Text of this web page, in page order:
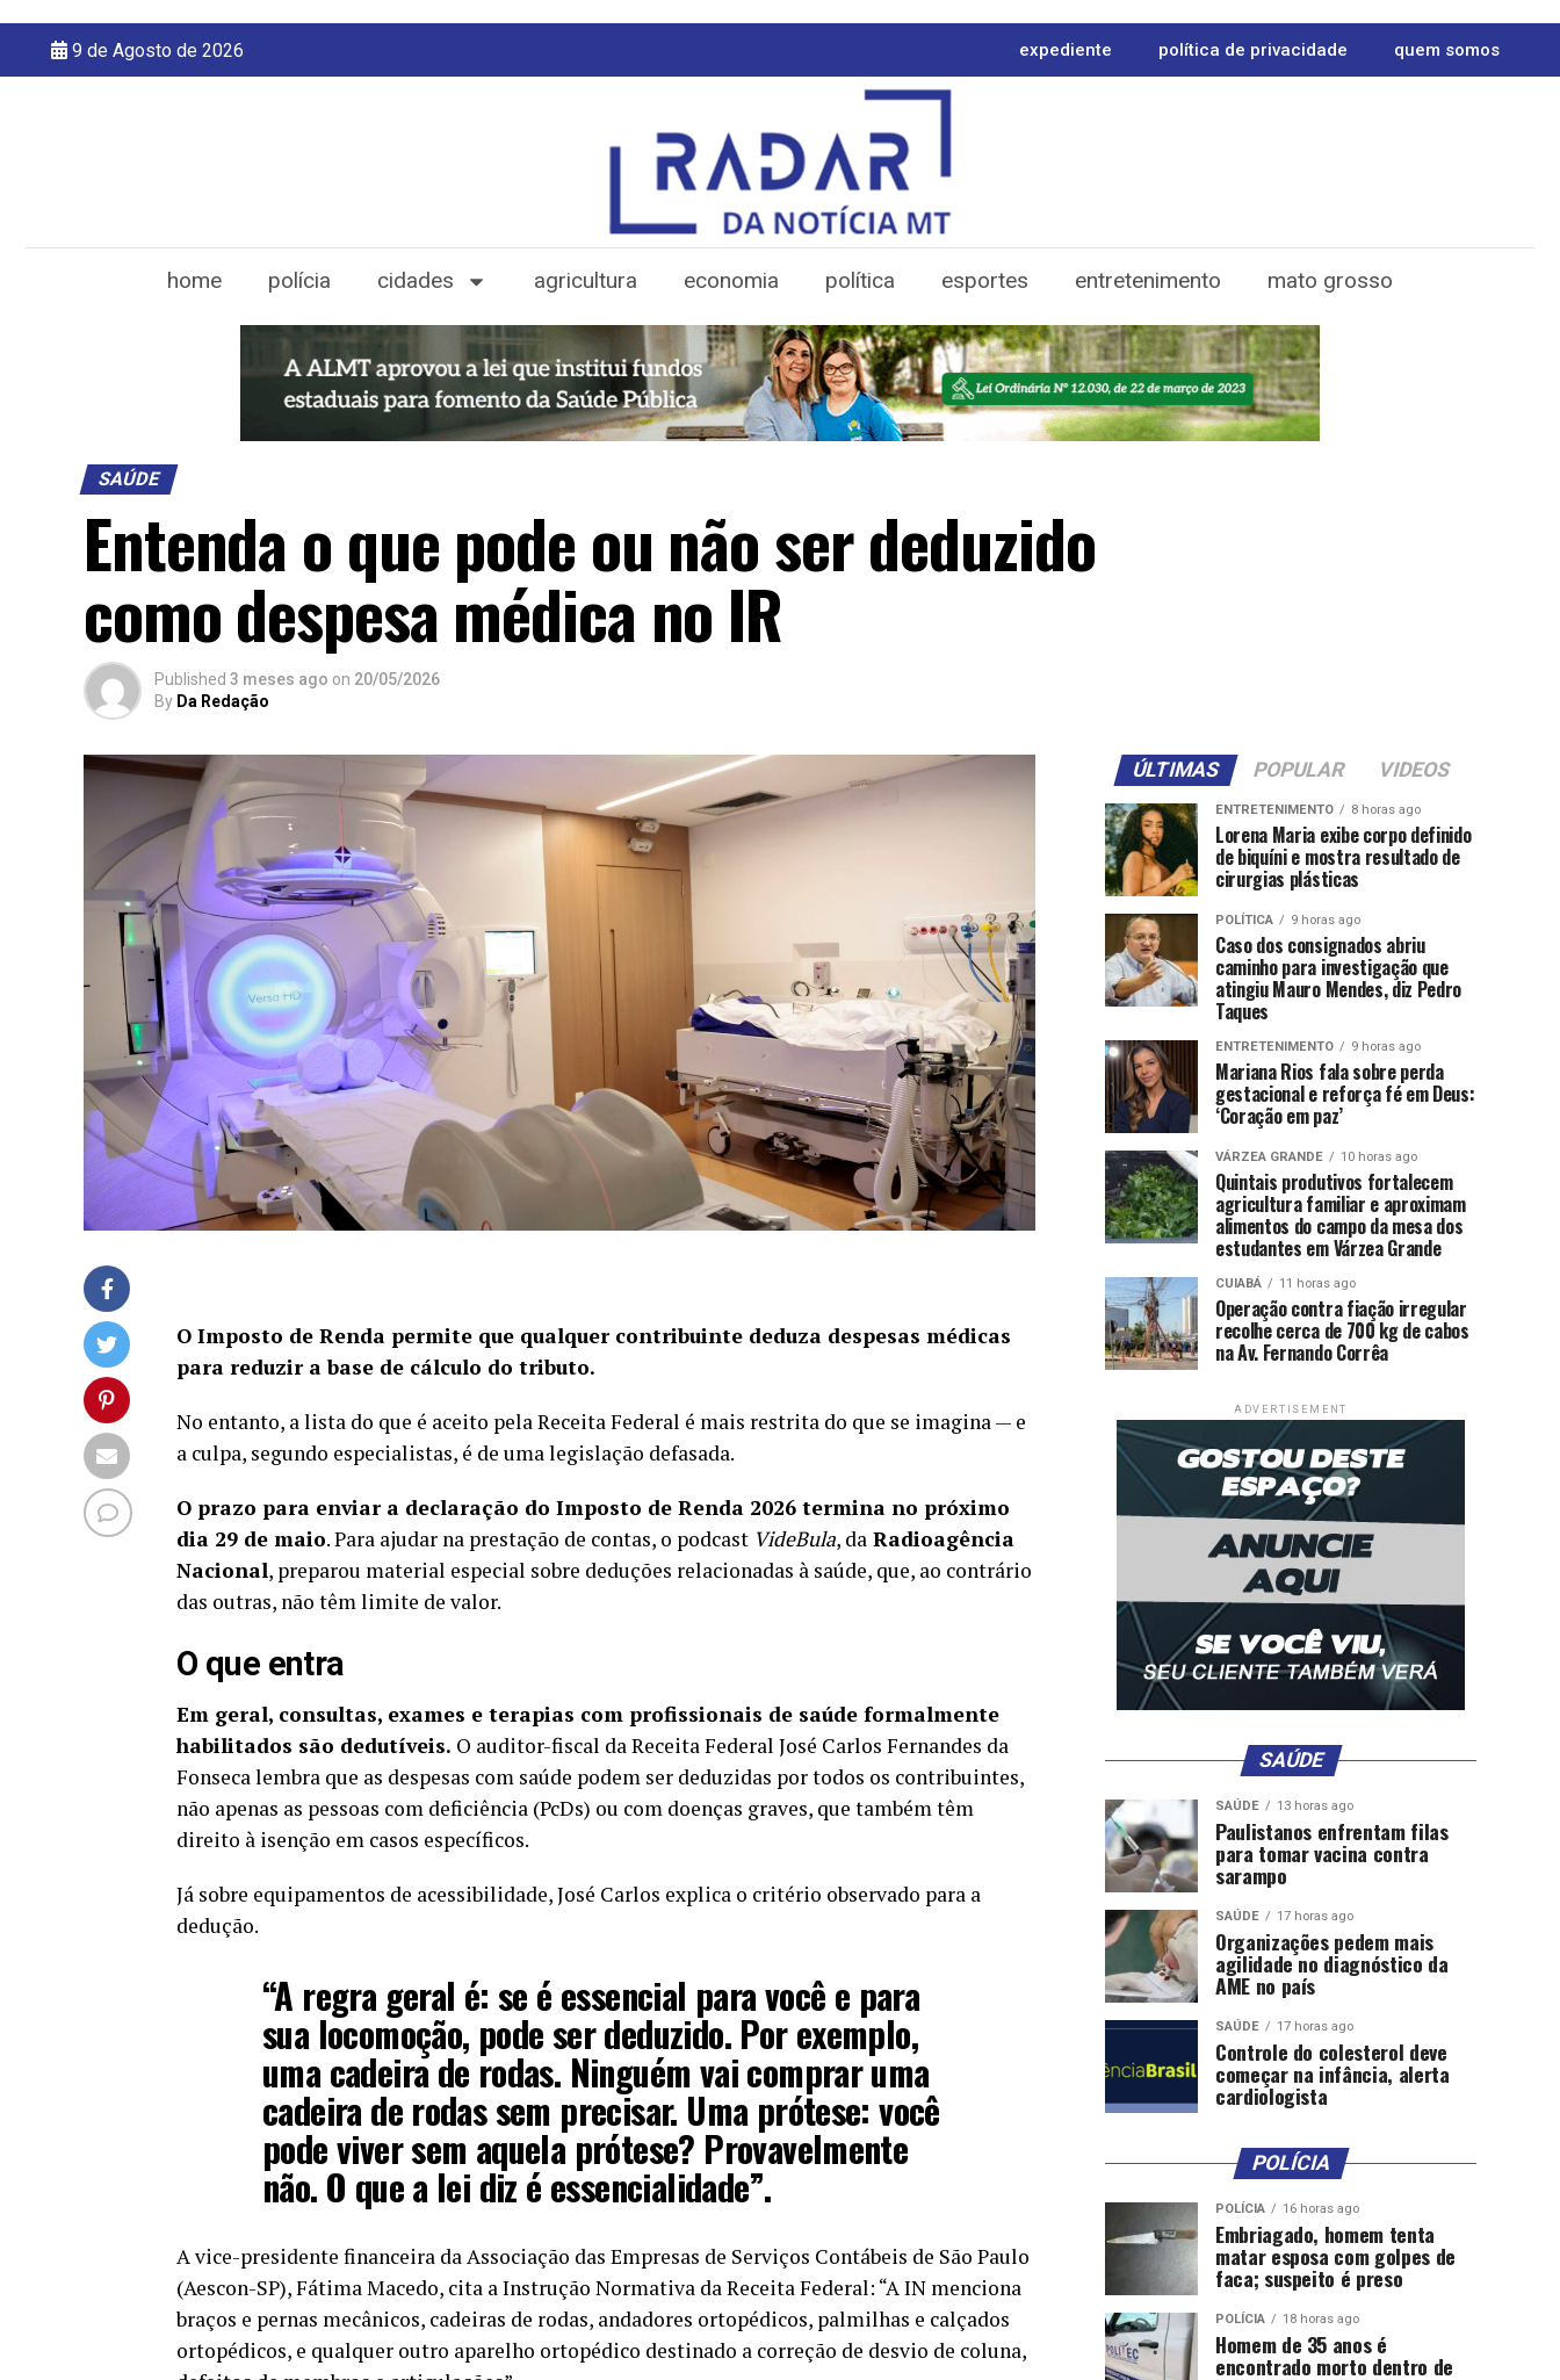
9 de Agosto de 2026 expediente política de privacidade quem somos
home polícia cidades agricultura economia política esportes entretenimento mato grosso
SAÚDE
Entenda o que pode ou não ser deduzido
como despesa médica no IR
Published 3 meses ago on 20/05/2026
By Da Redação
O Imposto de Renda permite que qualquer contribuinte deduza despesas médicas
para reduzir a base de cálculo do tributo.
No entanto, a lista do que é aceito pela Receita Federal é mais restrita do que se imagina — e
a culpa, segundo especialistas, é de uma legislação defasada.
O prazo para enviar a declaração do Imposto de Renda 2026 termina no próximo
dia 29 de maio. Para ajudar na prestação de contas, o podcast VideBula, da Radioagência
Nacional, preparou material especial sobre deduções relacionadas à saúde, que, ao contrário
das outras, não têm limite de valor.
O que entra
Em geral, consultas, exames e terapias com profissionais de saúde formalmente
habilitados são dedutíveis. O auditor-fiscal da Receita Federal José Carlos Fernandes da
Fonseca lembra que as despesas com saúde podem ser deduzidas por todos os contribuintes,
não apenas as pessoas com deficiência (PcDs) ou com doenças graves, que também têm
direito à isenção em casos específicos.
Já sobre equipamentos de acessibilidade, José Carlos explica o critério observado para a
dedução.
“A regra geral é: se é essencial para você e para
sua locomoção, pode ser deduzido. Por exemplo,
uma cadeira de rodas. Ninguém vai comprar uma
cadeira de rodas sem precisar. Uma prótese: você
pode viver sem aquela prótese? Provavelmente
não. O que a lei diz é essencialidade”.
A vice-presidente financeira da Associação das Empresas de Serviços Contábeis de São Paulo
(Aescon-SP), Fátima Macedo, cita a Instrução Normativa da Receita Federal: “A IN menciona
braços e pernas mecânicos, cadeiras de rodas, andadores ortopédicos, palmilhas e calçados
ortopédicos, e qualquer outro aparelho ortopédico destinado a correção de desvio de coluna,
ÚLTIMAS POPULAR VIDEOS
ENTRETENIMENTO 8 horas ago
Lorena Maria exibe corpo definido
de biquíni e mostra resultado de
cirurgias plásticas
POLÍTICA 9 horas ago
Caso dos consignados abriu
caminho para investigação que
atingiu Mauro Mendes, diz Pedro
Taques
ENTRETENIMENTO 9 horas ago
Mariana Rios fala sobre perda
gestacional e reforça fé em Deus:
‘Coração em paz’
VÁRZEA GRANDE 10 horas ago
Quintais produtivos fortalecem
agricultura familiar e aproximam
alimentos do campo da mesa dos
estudantes em Várzea Grande
CUIABÁ 11 horas ago
Operação contra fiação irregular
recolhe cerca de 700 kg de cabos
na Av. Fernando Corrêa
ADVERTISEMENT
SAÚDE
SAÚDE 13 horas ago
Paulistanos enfrentam filas
para tomar vacina contra
sarampo
SAÚDE 17 horas ago
Organizações pedem mais
agilidade no diagnóstico da
AME no país
SAÚDE 17 horas ago
Controle do colesterol deve
começar na infância, alerta
cardiologista
POLÍCIA
POLÍCIA 16 horas ago
Embriagado, homem tenta
matar esposa com golpes de
faca; suspeito é preso
POLÍCIA 18 horas ago
Homem de 35 anos é
encontrado morto dentro de